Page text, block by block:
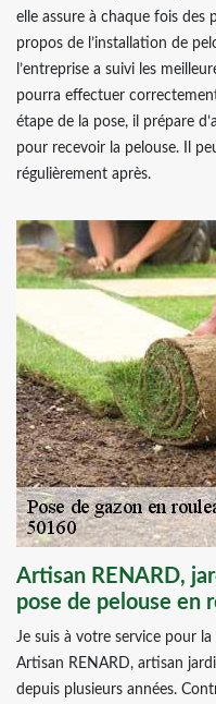
elle assure à chaque fois
propos de l’installation de
l’entreprise a suivi les
pourra effectuer
étape de la pose, il prépare
pour recevoir la pelouse. Il
régulièrement après.
Artisan RENARD,
pose de pelouse en
Je suis à votre service pour
Artisan RENARD, artisan
depuis plusieurs années.